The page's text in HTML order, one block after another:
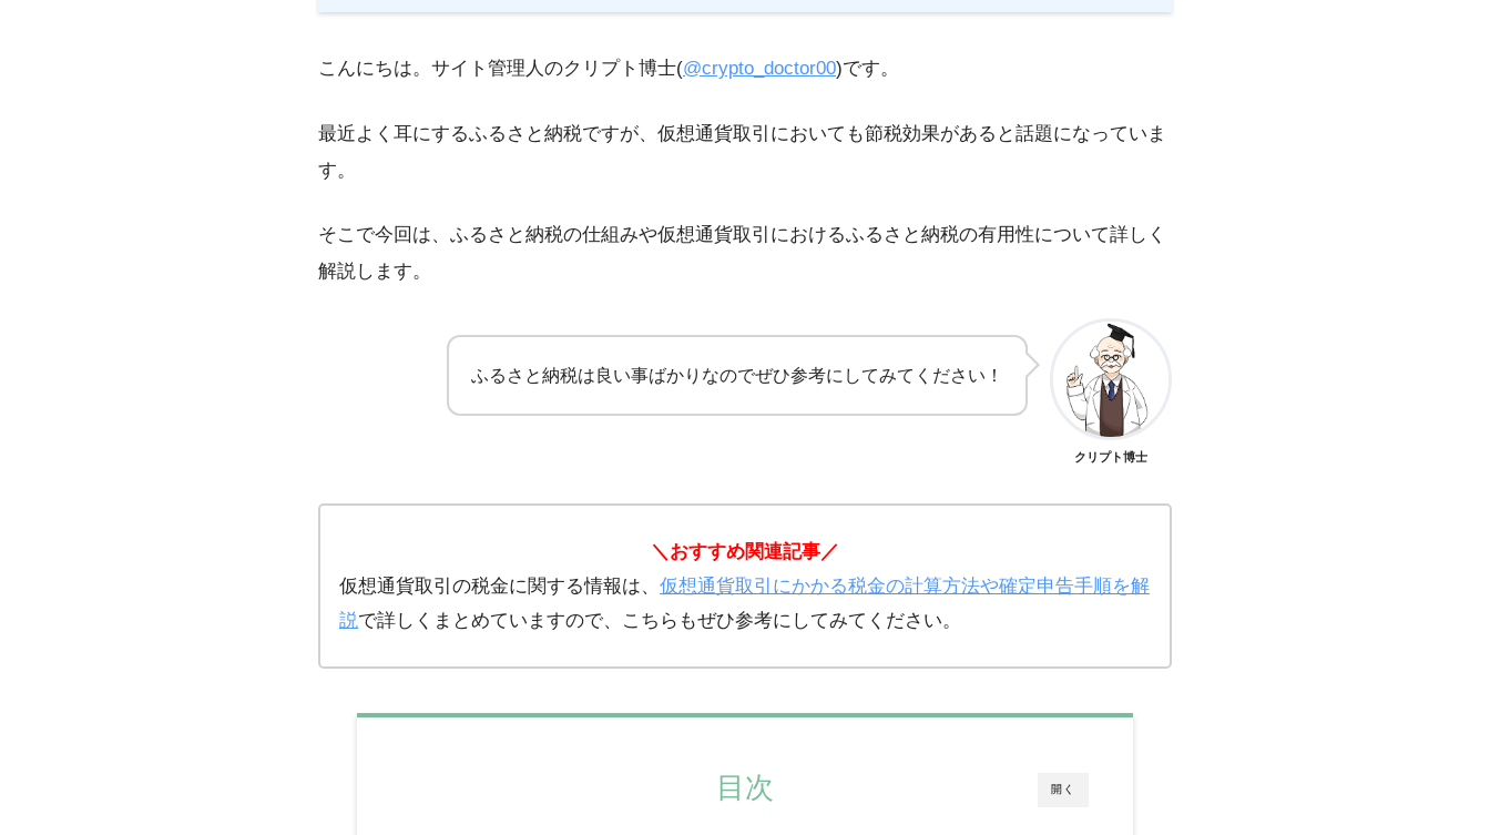
こんにちは。サイト管理人のクリプト博士(@crypto_doctor00)です。
最近よく耳にするふるさと納税ですが、仮想通貨取引においても節税効果があると話題になっていま
す。
そこで今回は、ふるさと納税の仕組みや仮想通貨取引におけるふるさと納税の有用性について詳しく
解説します。
ふるさと納税は良い事ばかりなのでぜひ参考にしてみてください！
クリプト博士
＼おすすめ関連記事／
仮想通貨取引の税金に関する情報は、仮想通貨取引にかかる税金の計算方法や確定申告手順を解
説で詳しくまとめていますので、こちらもぜひ参考にしてみてください。
開く
目次